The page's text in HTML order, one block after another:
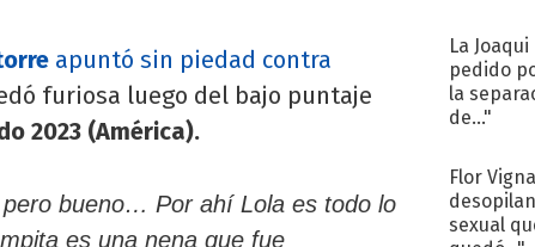
apuntó sin piedad contra
furiosa luego del bajo puntaje
2023 (América).
bueno… Por ahí Lola es todo lo
es una nena que fue
La
pedido
la
de..."
Flor
sexual